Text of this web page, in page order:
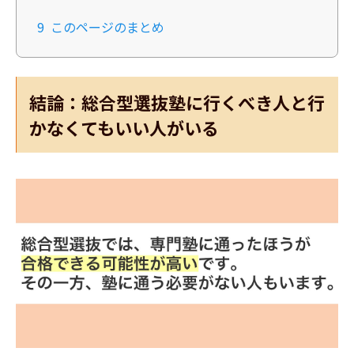
9 このページのまとめ
結論：総合型選抜塾に行くべき人と行
かなくてもいい人がいる